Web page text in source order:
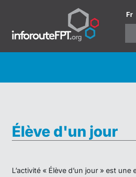
Fr
Élève d'un jour
L’activité « Élève d’un jour » est